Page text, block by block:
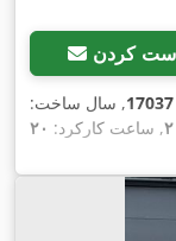
کردن
17037, سال ساخت:
, ساعت کارکرد:
تریپلکس, ارتفاع